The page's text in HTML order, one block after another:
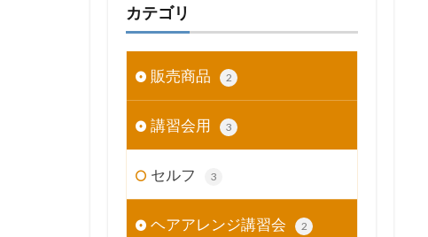
カテゴリ
販売商品 2
講習会用 3
セルフ 3
ヘアアレンジ講習会 2